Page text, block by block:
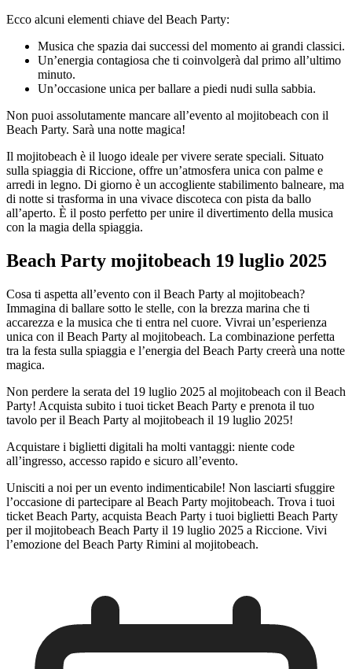
Ecco alcuni elementi chiave del Beach Party:
Musica che spazia dai successi del momento ai grandi classici.
Un’energia contagiosa che ti coinvolgerà dal primo all’ultimo
minuto.
Un’occasione unica per ballare a piedi nudi sulla sabbia.
Non puoi assolutamente mancare all’evento al mojitobeach con il
Beach Party. Sarà una notte magica!
Il mojitobeach è il luogo ideale per vivere serate speciali. Situato
sulla spiaggia di Riccione, offre un’atmosfera unica con palme e
arredi in legno. Di giorno è un accogliente stabilimento balneare, ma
di notte si trasforma in una vivace discoteca con pista da ballo
all’aperto. È il posto perfetto per unire il divertimento della musica
con la magia della spiaggia.
Beach Party mojitobeach 19 luglio 2025
Cosa ti aspetta all’evento con il Beach Party al mojitobeach?
Immagina di ballare sotto le stelle, con la brezza marina che ti
accarezza e la musica che ti entra nel cuore. Vivrai un’esperienza
unica con il Beach Party al mojitobeach. La combinazione perfetta
tra la festa sulla spiaggia e l’energia del Beach Party creerà una notte
magica.
Non perdere la serata del 19 luglio 2025 al mojitobeach con il Beach
Party! Acquista subito i tuoi ticket Beach Party e prenota il tuo
tavolo per il Beach Party al mojitobeach il 19 luglio 2025!
Acquistare i biglietti digitali ha molti vantaggi: niente code
all’ingresso, accesso rapido e sicuro all’evento.
Unisciti a noi per un evento indimenticabile! Non lasciarti sfuggire
l’occasione di partecipare al Beach Party mojitobeach. Trova i tuoi
ticket Beach Party, acquista Beach Party i tuoi biglietti Beach Party
per il mojitobeach Beach Party il 19 luglio 2025 a Riccione. Vivi
l’emozione del Beach Party Rimini al mojitobeach.